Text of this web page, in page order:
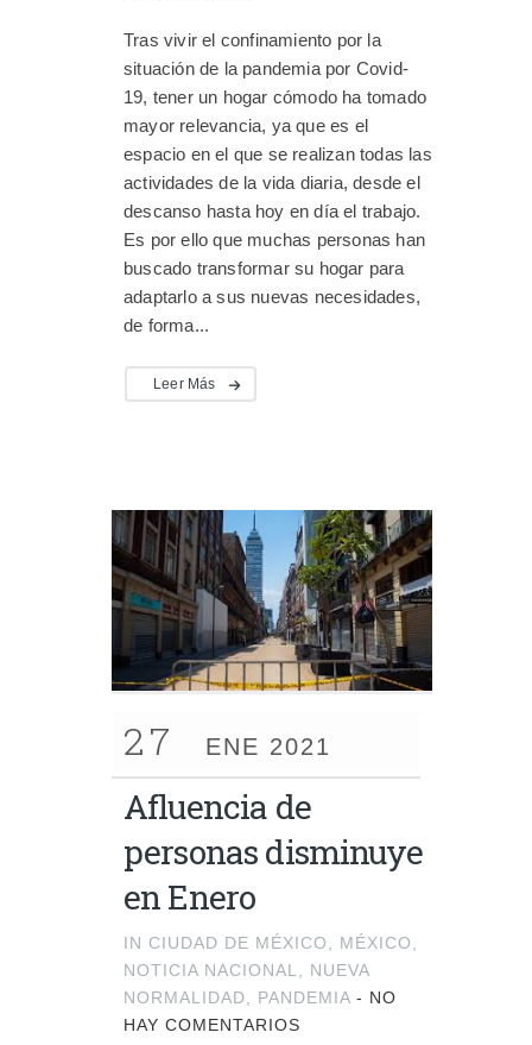
Tras vivir el confinamiento por la
situación de la pandemia por Covid-
19, tener un hogar cómodo ha tomado
mayor relevancia, ya que es el
espacio en el que se realizan todas las
actividades de la vida diaria, desde el
descanso hasta hoy en día el trabajo.
Es por ello que muchas personas han
buscado transformar su hogar para
adaptarlo a sus nuevas necesidades,
de forma...
Leer Más
27 ENE 2021
Afluencia de
personas disminuye
en Enero
IN CIUDAD DE MÉXICO MÉXICO
NOTICIA NACIONAL
NUEVA
NORMALIDAD
PANDEMIA - NO
HAY COMENTARIOS